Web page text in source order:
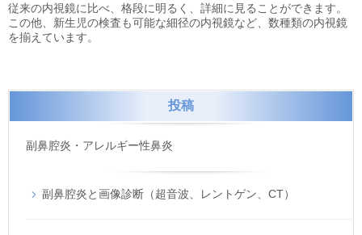
従来の内視鏡に比べ、格段に明るく、詳細に見ることができます。
この他、新生児の検査も可能な細径の内視鏡など、数種類の内視鏡
を揃えています。
投稿
副鼻腔炎・アレルギー性鼻炎
副鼻腔炎と画像診断（超音波、レントゲン、CT）